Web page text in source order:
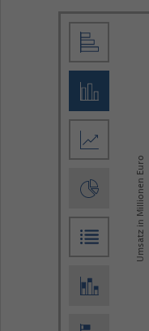
has
axis
Umsatz in Millionen Euro